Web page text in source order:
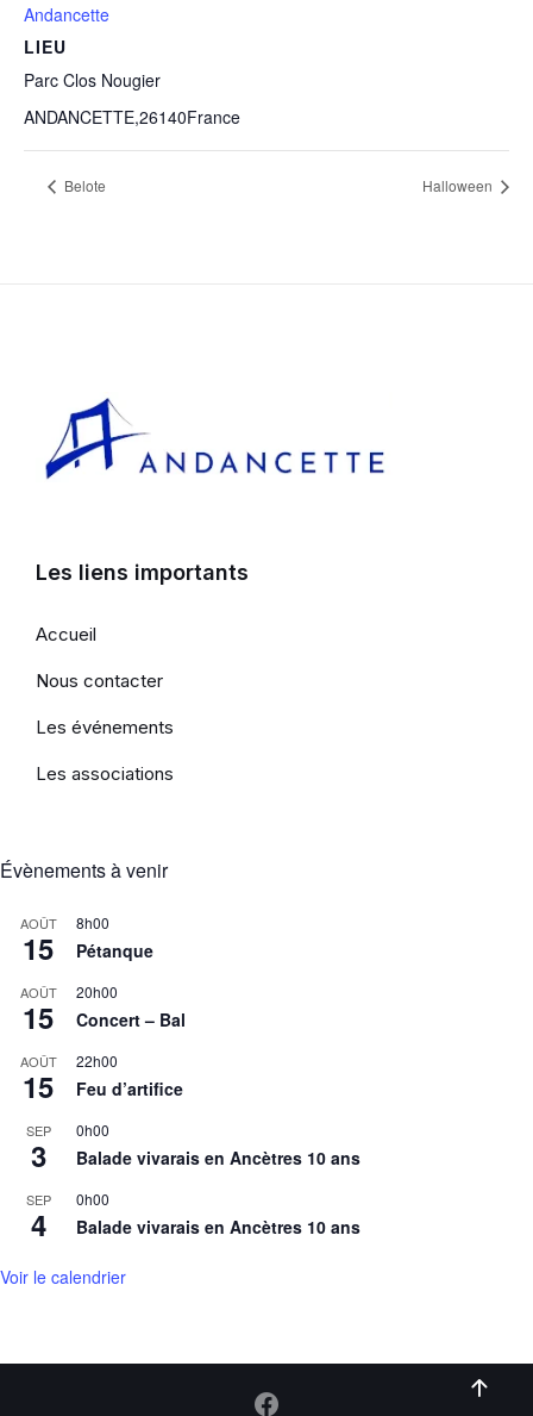
Andancette
LIEU
Parc Clos Nougier
ANDANCETTE,26140France
Belote Halloween
Les liens importants
Accueil
Nous contacter
Les événements
Les associations
Évènements à venir
AOÛT
15
8h00
Pétanque
AOÛT
15
20h00
Concert – Bal
AOÛT
15
22h00
Feu d’artifice
SEP
3
0h00
Balade vivarais en Ancètres 10 ans
SEP
4
0h00
Balade vivarais en Ancètres 10 ans
Voir le calendrier